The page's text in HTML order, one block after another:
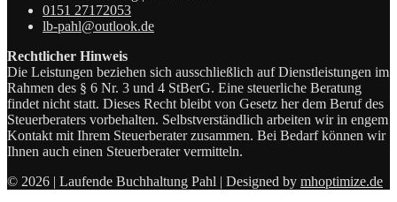
0151 27172053
lb-pahl@outlook.de
Rechtlicher Hinweis
Die Leistungen beziehen sich ausschließlich auf Dienstleistungen im
Rahmen des § 6 Nr. 3 und 4 StBerG. Eine steuerliche Beratung
findet nicht statt. Dieses Recht bleibt von Gesetz her dem Beruf des
Steuerberaters vorbehalten. Selbstverständlich arbeiten wir in engem
Kontakt mit Ihrem Steuerberater zusammen. Bei Bedarf können wir
Ihnen auch einen Steuerberater vermitteln.
© 2026 | Laufende Buchhaltung Pahl | Designed by mhoptimize.de